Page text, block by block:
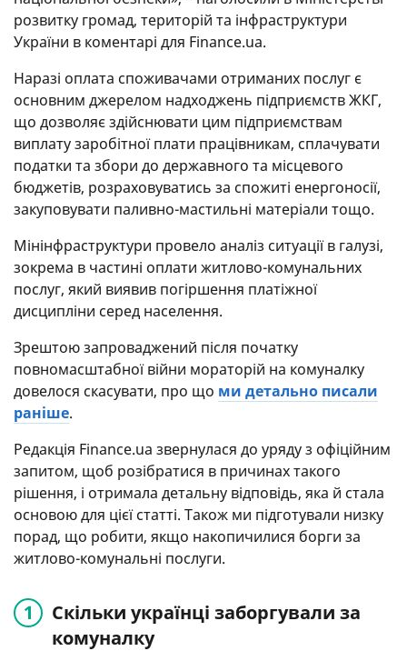
розвитку громад, територій та інфраструктури
України в коментарі для Finance.ua.
Наразі оплата споживачами отриманих послуг є
основним джерелом надходжень підприємств ЖКГ,
що дозволяє здійснювати цим підприємствам
виплату заробітної плати працівникам, сплачувати
податки та збори до державного та місцевого
бюджетів, розраховуватись за спожиті енергоносії,
закуповувати паливно-мастильні матеріали тощо.
Мінінфраструктури провело аналіз ситуації в галузі,
зокрема в частині оплати житлово-комунальних
послуг, який виявив погіршення платіжної
дисципліни серед населення.
Зрештою запроваджений після початку
повномасштабної війни мораторій на комуналку
довелося скасувати, про що ми детально писали
раніше.
Редакція Finance.ua звернулася до уряду з офіційним
запитом, щоб розібратися в причинах такого
рішення, і отримала детальну відповідь, яка й стала
основою для цієї статті. Також ми підготували низку
порад, що робити, якщо накопичилися борги за
житлово-комунальні послуги.
Скільки українці заборгували за
комуналку